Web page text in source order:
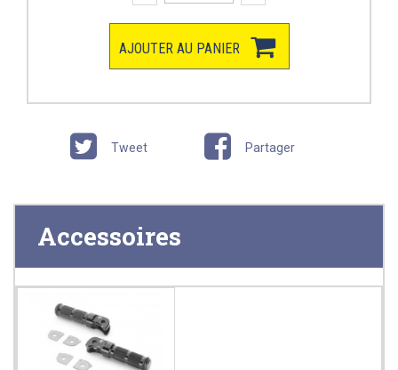
AJOUTER AU PANIER
Tweet Partager
Accessoires